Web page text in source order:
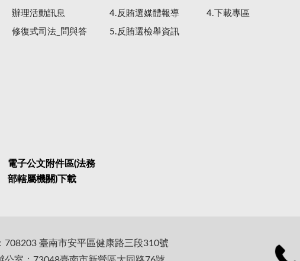
辦理活動訊息
修復式司法_問與答
4.反賄選媒體報導
5.反賄選檢舉資訊
4.下載專區
電子公文附件區(法務
部轄屬機關)下載
708203 臺南市安平區健康路三段310號